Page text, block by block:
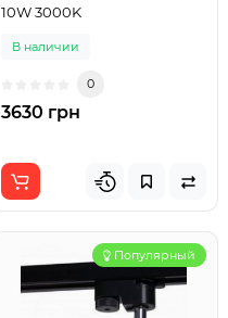
10W 3000K
В наличии
0
3630 грн
Популярный